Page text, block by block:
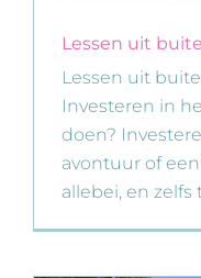
Lessen uit
Lessen uit
Investeren in
doen?
avontuur of
allebei, en zelfs